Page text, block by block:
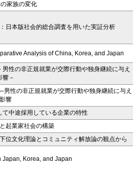
家族の変化
日本版社会的総合調査を用いた実証分析
Analysis of China, Korea, and Japan
性の非正規就業が交際行動や独身継続に与え
響－
性の非正規就業が交際行動や独身継続に与え
響
中途採用している企業の特性
起業家社会の構築
文化理論とコミュニティ解放論の観点から
Korea, and Japan